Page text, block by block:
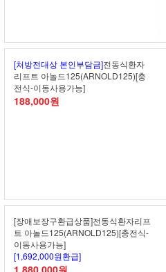
[처방전대상 본인부담금]전동식환자
리프트 아놀드125(ARNOLD125)[충
전식-이동사용가능]
188,000원
[장애보장구환급상품]전동식환자리프
트 아놀드125(ARNOLD125)[충전식-
이동사용가능]
[1,692,000원환급]
1,880,000원